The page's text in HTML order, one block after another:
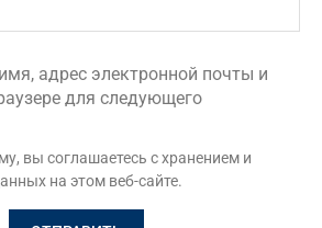
адрес электронной почты и
для следующего
вы соглашаетесь с хранением и
на этом веб-сайте.